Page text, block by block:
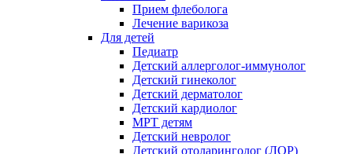
Прием флеболога
Лечение варикоза
Для детей
Педиатр
Детский аллерголог-иммунолог
Детский гинеколог
Детский дерматолог
Детский кардиолог
МРТ детям
Детский невролог
Детский отоларинголог (ЛОР)